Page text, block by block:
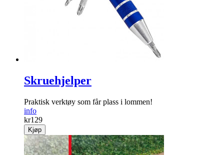
Skruehjelper
Praktisk verktøy som får plass i lommen!
info
kr129
Kjøp